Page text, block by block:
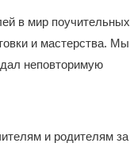
в мир поучительных
и мастерства. Мы
неповторимую
и родителям за